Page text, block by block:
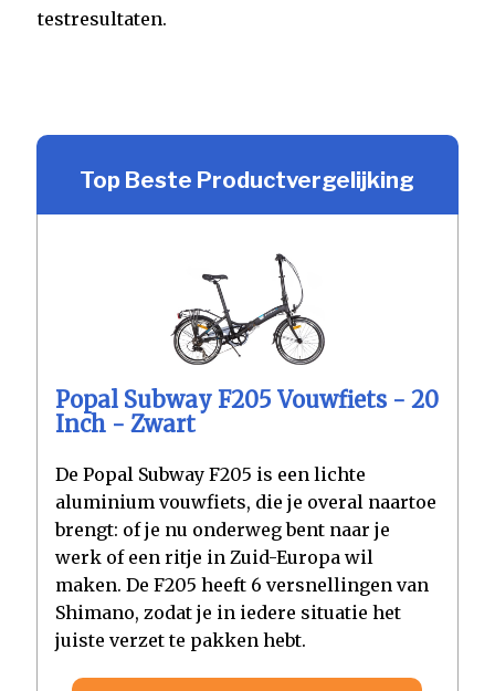
testresultaten.
Top Beste Productvergelijking
Popal Subway F205 Vouwfiets - 20
Inch - Zwart
De Popal Subway F205 is een lichte
aluminium vouwfiets, die je overal naartoe
brengt: of je nu onderweg bent naar je
werk of een ritje in Zuid-Europa wil
maken. De F205 heeft 6 versnellingen van
Shimano, zodat je in iedere situatie het
juiste verzet te pakken hebt.